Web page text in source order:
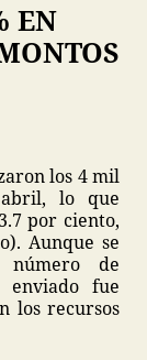
EN
los 4 mil
lo que
por ciento,
Aunque se
de
enviado fue
los recursos